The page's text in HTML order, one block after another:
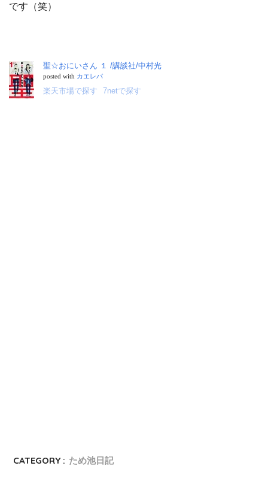
です（笑）
聖☆おにいさん １ /講談社/中村光
posted with カエレバ
楽天市場で探す 7netで探す
CATEGORY : ため池日記